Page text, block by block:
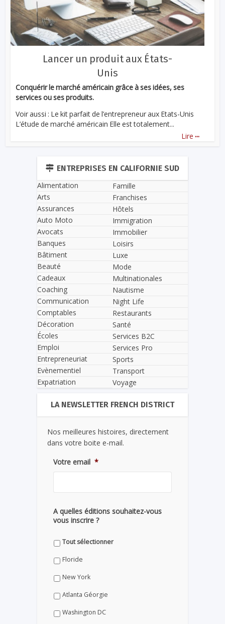
Lancer un produit aux États-
Unis
Conquérir le marché américain grâce à ses idées, ses
services ou ses produits.
Voir aussi : Le kit parfait de l’entrepreneur aux Etats-Unis
L’étude de marché américain Elle est totalement...
Lire ...
ENTREPRISES EN CALIFORNIE SUD
Alimentation
Arts
Assurances
Auto Moto
Avocats
Banques
Bâtiment
Beauté
Cadeaux
Coaching
Communication
Comptables
Décoration
Écoles
Emploi
Entrepreneuriat
Evènementiel
Expatriation
Famille
Franchises
Hôtels
Immigration
Immobilier
Loisirs
Luxe
Mode
Multinationales
Nautisme
Night Life
Restaurants
Santé
Services B2C
Services Pro
Sports
Transport
Voyage
LA NEWSLETTER FRENCH DISTRICT
Nos meilleures histoires, directement
dans votre boite e-mail.
Votre email *
A quelles éditions souhaitez-vous
vous inscrire ?
Tout sélectionner
Floride
New York
Atlanta Géorgie
Washington DC